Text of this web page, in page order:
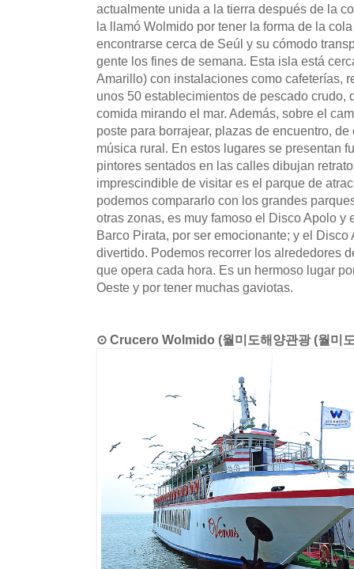
actualmente unida a la tierra después de la
la llamó Wolmido por tener la forma de la
encontrarse cerca de Seúl y su cómodo
gente los fines de semana. Esta isla está
Amarillo) con instalaciones como cafeterías,
unos 50 establecimientos de pescado crudo,
comida mirando el mar. Además, sobre el
poste para borrajear, plazas de encuentro,
música rural. En estos lugares se presentan
pintores sentados en las calles dibujan
imprescindible de visitar es el parque de
podemos compararlo con los grandes
otras zonas, es muy famoso el Disco Apolo y
Barco Pirata, por ser emocionante; y el
divertido. Podemos recorrer los alrededores
que opera cada hora. Es un hermoso lugar
Oeste y por tener muchas gaviotas.
⊙ Crucero Wolmido (월미도해양관광 (월미